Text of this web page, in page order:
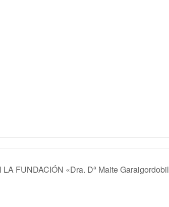
FUNDACIÓN «Dra. Dª Maite Garaigordobil